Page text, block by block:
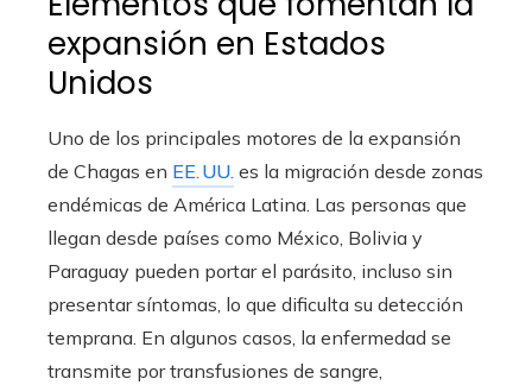
expansión en Estados
Unidos
Uno de los principales motores de la expansión
de Chagas en EE. UU. es la migración desde zonas
endémicas de América Latina. Las personas que
llegan desde países como México, Bolivia y
Paraguay pueden portar el parásito, incluso sin
presentar síntomas, lo que dificulta su detección
temprana. En algunos casos, la enfermedad se
transmite por transfusiones de sangre,